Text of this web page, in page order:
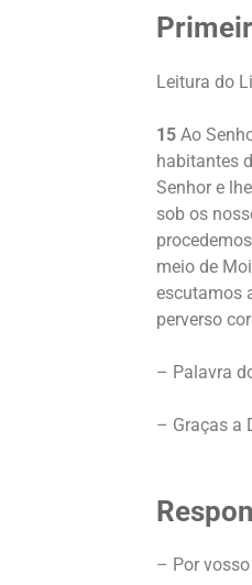
Leitura do
15 Ao
habitantes
Senhor e
sob os
meio de
escutamos
perverso
– Palavra
– Graças a
– Por